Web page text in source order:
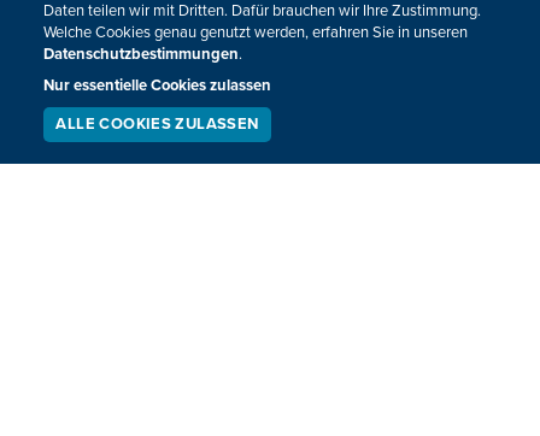
Ikea entwickelt System für kontaktloses
Einkaufen
Die Möbelkette Ikea hat am Dienstag in Hasselt ein System
getestet, mit dem Kunden kontaktlos einkaufen können.
21.04.2020 17:43
Daten teilen wir mit Dritten. Dafür brauchen wir Ihre Zustimmung.
Welche Cookies genau genutzt werden, erfahren Sie in unseren
Datenschutzbestimmungen.
Nur essentielle Cookies zulassen
ALLE COOKIES ZULASSEN
LIVESTREAM